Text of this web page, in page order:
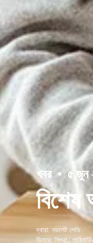
খবর•৫ জুন
বিশেষ
দ্বারা: নভলেট লেভি
ভিতরে: শিশুরা,;